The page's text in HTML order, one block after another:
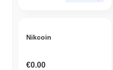
Nikcoin
€0.00